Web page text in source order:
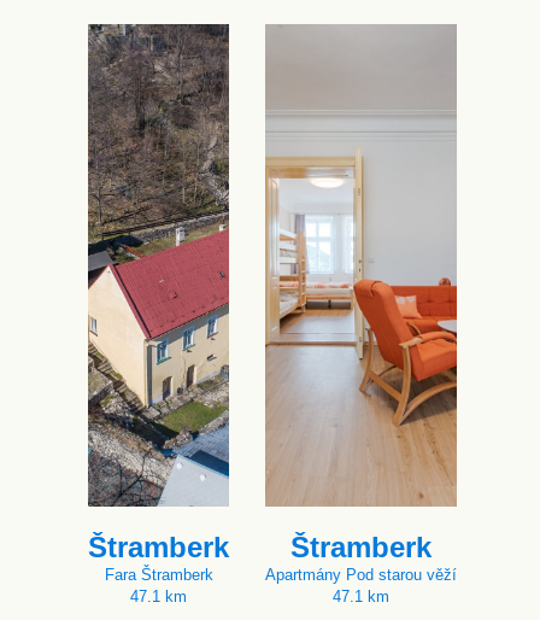
Štramberk
Fara Štramberk
47.1 km
Štramberk
Apartmány Pod starou věží
47.1 km